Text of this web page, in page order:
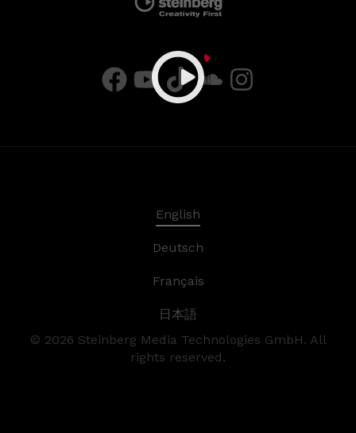
English
Deutsch
Français
日本語
© 2026 Steinberg Media Technologies GmbH. All
rights reserved.